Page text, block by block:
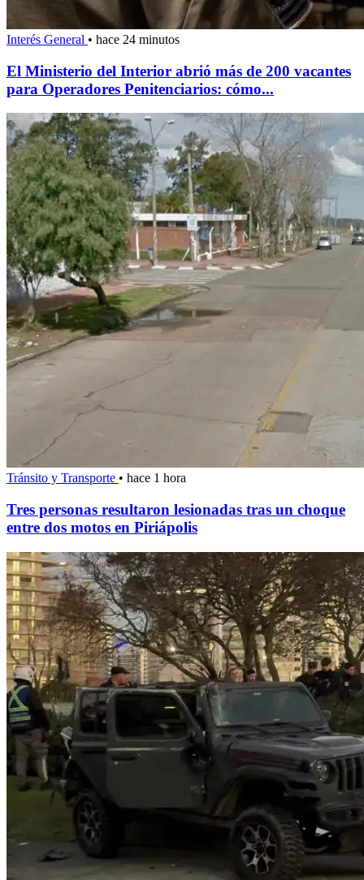
Interés General • hace 24 minutos
El Ministerio del Interior abrió más de 200 vacantes
para Operadores Penitenciarios: cómo...
Tránsito y Transporte • hace 1 hora
Tres personas resultaron lesionadas tras un choque
entre dos motos en Piriápolis